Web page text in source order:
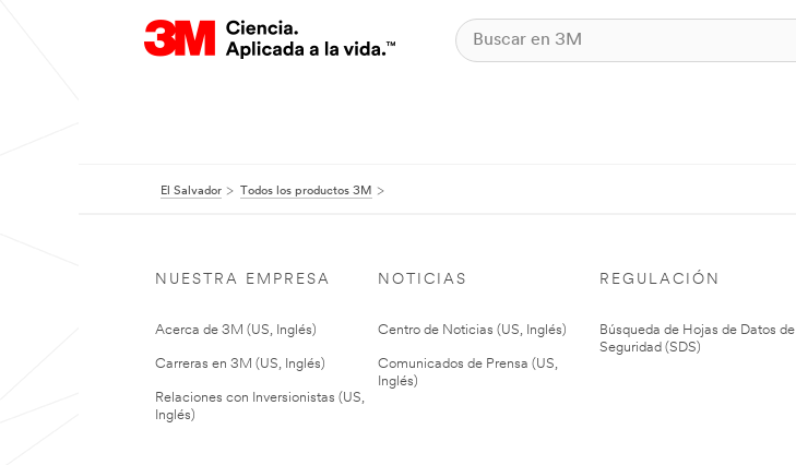
El Salvador Todos los productos 3M
NUESTRA EMPRESA
Acerca de 3M (US, Inglés)
Carreras en 3M (US, Inglés)
Relaciones con Inversionistas (US,
Inglés)
NOTICIAS
Centro de Noticias (US, Inglés)
Comunicados de Prensa (US,
Inglés)
REGULACIÓN
Búsqueda de Hojas de Datos de
Seguridad (SDS)